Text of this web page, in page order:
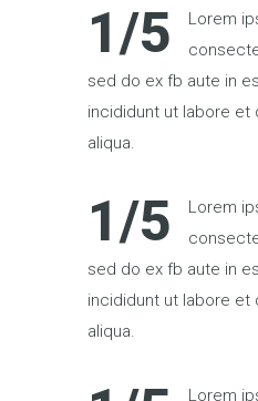
1/5
Lorem
sed do ex fb aute in
incididunt ut labore et
aliqua.
1/5
Lorem
sed do ex fb aute in
incididunt ut labore et
aliqua.
Lorem